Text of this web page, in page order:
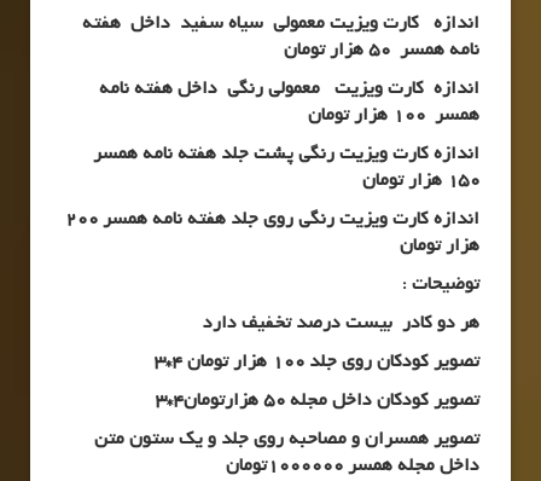
اندازه کارت ویزیت معمولی سیاه سفید داخل هفته
نامه همسر 50 هزار تومان
اندازه کارت ویزیت معمولی رنگی داخل هفته نامه
همسر 100 هزار تومان
اندازه کارت ویزیت رنگی پشت جلد هفته نامه همسر
150 هزار تومان
اندازه کارت ویزیت رنگی روی جلد هفته نامه همسر 200
هزار تومان
توضیحات :
هر دو کادر بیست درصد تخفیف دارد
تصویر کودکان روی جلد 100 هزار تومان 4*3
تصویر کودکان داخل مجله 50 هزارتومان4*3
تصویر همسران و مصاحبه روی جلد و یک ستون متن
داخل مجله همسر 1000000تومان